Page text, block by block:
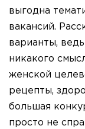
выгодна
вакансий.
варианты,
никакого
женской
рецепты,
большая
просто не